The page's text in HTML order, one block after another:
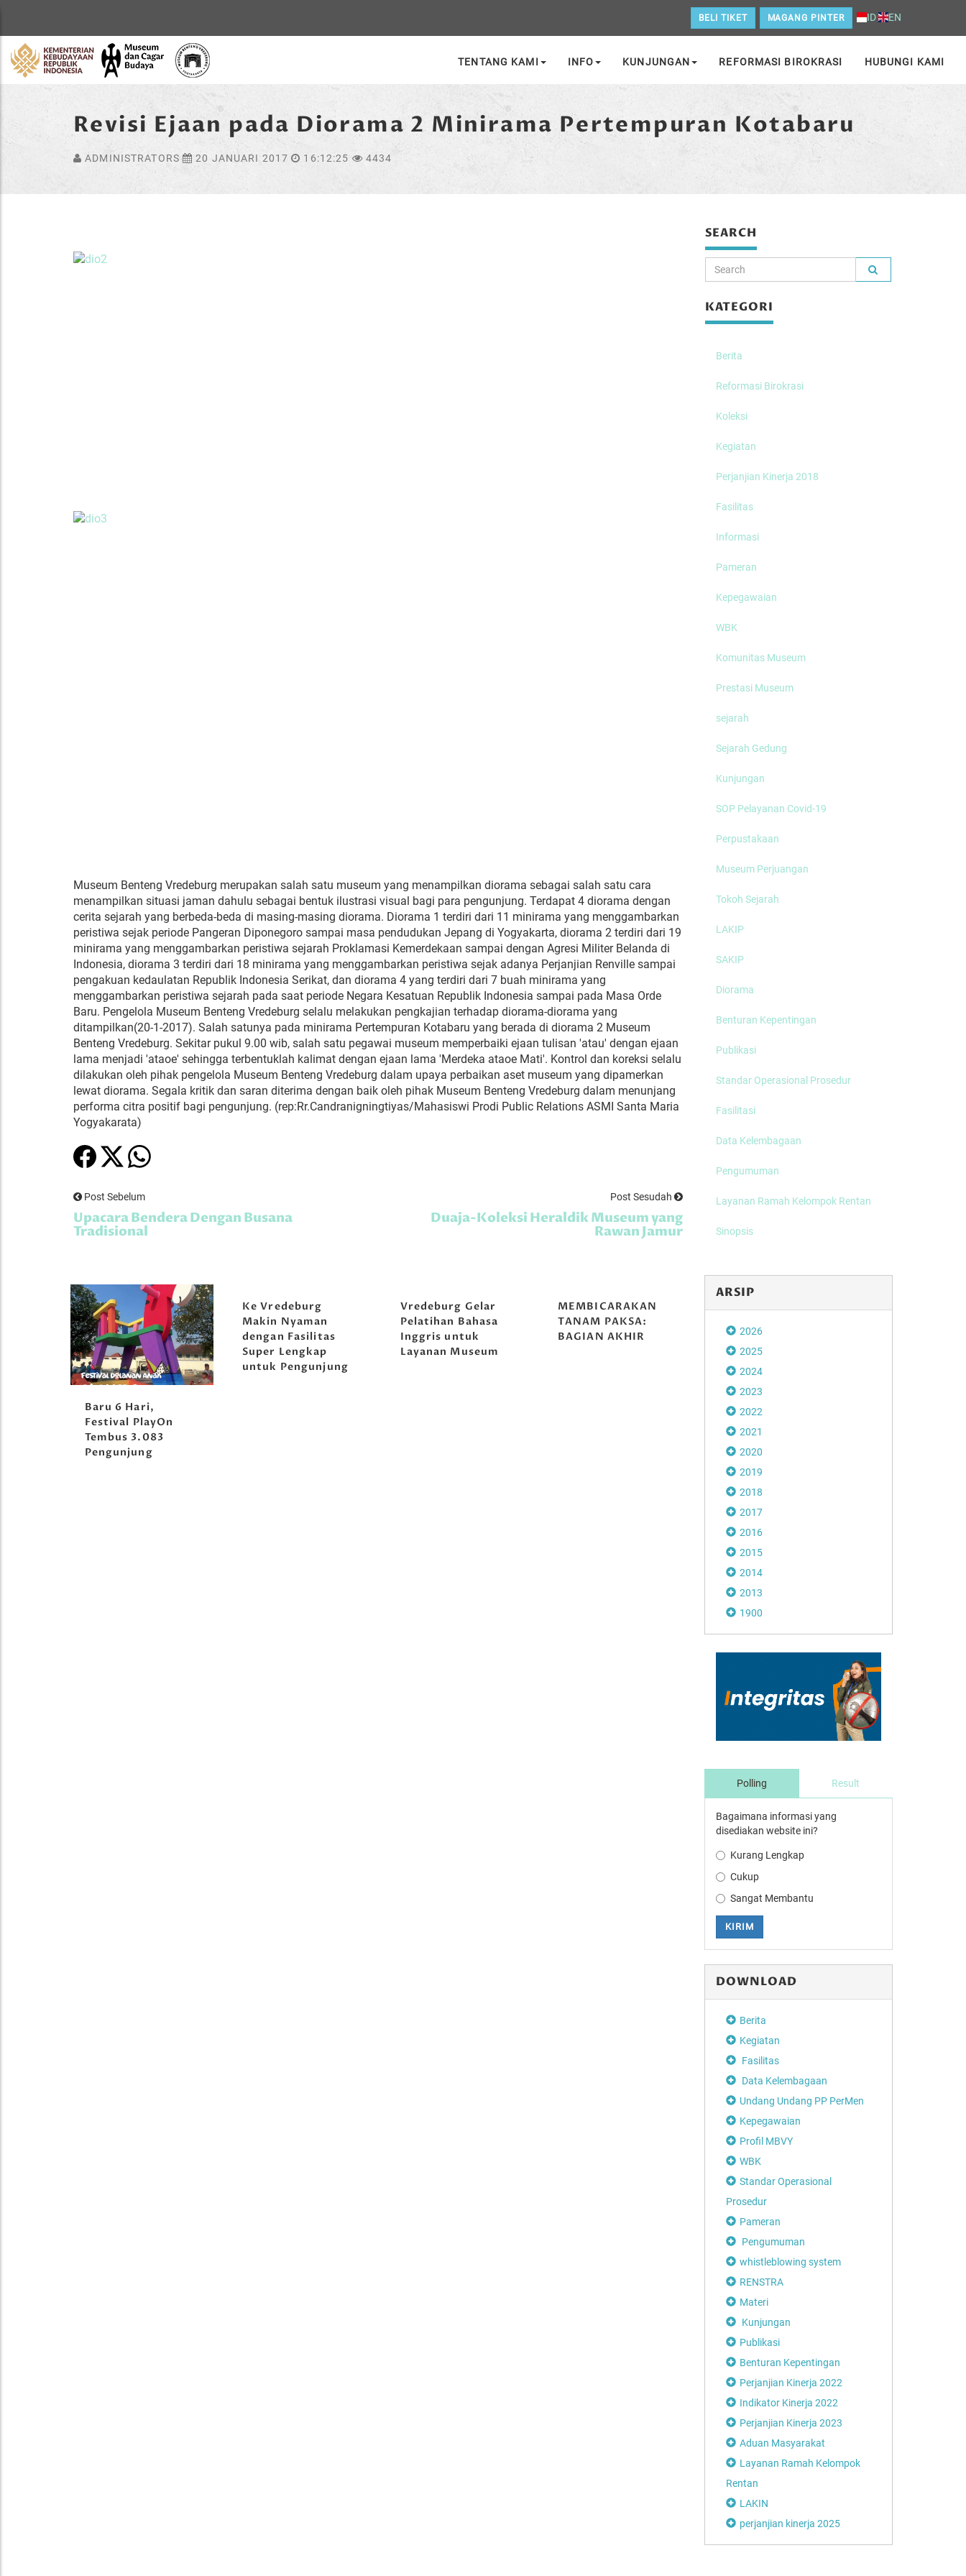
BELI TIKET MAGANG PINTER ID EN
Home
TENTANG KAMI INFO KUNJUNGAN REFORMASI BIROKRASI HUBUNGI KAMI
Revisi Ejaan pada Diorama 2 Minirama Pertempuran Kotabaru
ADMINISTRATORS 20 JANUARI 2017 16:12:25 4434
Museum Benteng Vredeburg merupakan salah satu museum yang menampilkan diorama sebagai salah satu cara
menampilkan situasi jaman dahulu sebagai bentuk ilustrasi visual bagi para pengunjung. Terdapat 4 diorama dengan
cerita sejarah yang berbeda-beda di masing-masing diorama. Diorama 1 terdiri dari 11 minirama yang menggambarkan
peristiwa sejak periode Pangeran Diponegoro sampai masa pendudukan Jepang di Yogyakarta, diorama 2 terdiri dari 19
minirama yang menggambarkan peristiwa sejarah Proklamasi Kemerdekaan sampai dengan Agresi Militer Belanda di
Indonesia, diorama 3 terdiri dari 18 minirama yang menggambarkan peristiwa sejak adanya Perjanjian Renville sampai
pengakuan kedaulatan Republik Indonesia Serikat, dan diorama 4 yang terdiri dari 7 buah minirama yang
menggambarkan peristiwa sejarah pada saat periode Negara Kesatuan Republik Indonesia sampai pada Masa Orde
Baru. Pengelola Museum Benteng Vredeburg selalu melakukan pengkajian terhadap diorama-diorama yang
ditampilkan(20-1-2017). Salah satunya pada minirama Pertempuran Kotabaru yang berada di diorama 2 Museum
Benteng Vredeburg. Sekitar pukul 9.00 wib, salah satu pegawai museum memperbaiki ejaan tulisan 'atau' dengan ejaan
lama menjadi 'ataoe' sehingga terbentuklah kalimat dengan ejaan lama 'Merdeka ataoe Mati'. Kontrol dan koreksi selalu
dilakukan oleh pihak pengelola Museum Benteng Vredeburg dalam upaya perbaikan aset museum yang dipamerkan
lewat diorama. Segala kritik dan saran diterima dengan baik oleh pihak Museum Benteng Vredeburg dalam menunjang
performa citra positif bagi pengunjung. (rep:Rr.Candranigningtiyas/Mahasiswi Prodi Public Relations ASMI Santa Maria
Yogyakarata)
Post Sebelum
Upacara Bendera Dengan Busana
Tradisional
Post Sesudah
Duaja-Koleksi Heraldik Museum yang
Rawan Jamur
Baru 6 Hari,
Festival PlayOn
Tembus 3.083
Pengunjung
Ke Vredeburg
Makin Nyaman
dengan Fasilitas
Super Lengkap
untuk Pengunjung
Vredeburg Gelar
Pelatihan Bahasa
Inggris untuk
Layanan Museum
MEMBICARAKAN
TANAM PAKSA:
BAGIAN AKHIR
MEMBICARAKAN
(Part 2)
SEARCH
KATEGORI
Berita
Reformasi Birokrasi
Koleksi
Kegiatan
Perjanjian Kinerja 2018
Fasilitas
Informasi
Pameran
Kepegawaian
WBK
Komunitas Museum
Prestasi Museum
sejarah
Sejarah Gedung
Kunjungan
SOP Pelayanan Covid-19
Perpustakaan
Museum Perjuangan
Tokoh Sejarah
LAKIP
SAKIP
Diorama
Benturan Kepentingan
Publikasi
Standar Operasional Prosedur
Fasilitasi
Data Kelembagaan
Pengumuman
Layanan Ramah Kelompok Rentan
Sinopsis
ARSIP
2026
2025
2024
2023
2022
2021
2020
2019
2018
2017
2016
2015
2014
2013
1900
Polling Result
Bagaimana informasi yang
disediakan website ini?
Kurang Lengkap
Cukup
Sangat Membantu
KIRIM
DOWNLOAD
Berita
Kegiatan
Fasilitas
Data Kelembagaan
Undang Undang PP PerMen
Kepegawaian
Profil MBVY
WBK
Standar Operasional
Prosedur
Pameran
Pengumuman
whistleblowing system
RENSTRA
Materi
Kunjungan
Publikasi
Benturan Kepentingan
Perjanjian Kinerja 2022
Indikator Kinerja 2022
Perjanjian Kinerja 2023
Aduan Masyarakat
Layanan Ramah Kelompok
Rentan
LAKIN
perjanjian kinerja 2025